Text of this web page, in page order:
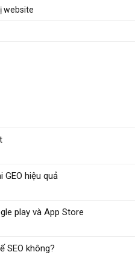
website
GEO hiệu quả
play và App Store
SEO không?